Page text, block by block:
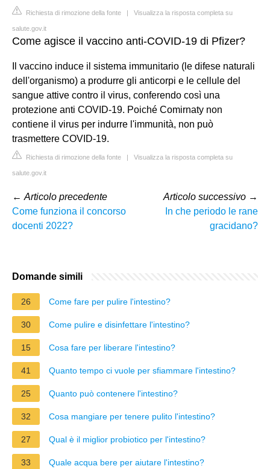
Richiesta di rimozione della fonte | Visualizza la risposta completa su
salute.gov.it
Come agisce il vaccino anti-COVID-19 di Pfizer?
Il vaccino induce il sistema immunitario (le difese naturali
dell'organismo) a produrre gli anticorpi e le cellule del
sangue attive contro il virus, conferendo così una
protezione anti COVID-19. Poiché Comirnaty non
contiene il virus per indurre l'immunità, non può
trasmettere COVID-19.
Richiesta di rimozione della fonte | Visualizza la risposta completa su
salute.gov.it
← Articolo precedente
Come funziona il concorso
docenti 2022?
Articolo successivo →
In che periodo le rane
gracidano?
Domande simili
26 Come fare per pulire l'intestino?
30 Come pulire e disinfettare l'intestino?
15 Cosa fare per liberare l'intestino?
41 Quanto tempo ci vuole per sfiammare l'intestino?
25 Quanto può contenere l'intestino?
32 Cosa mangiare per tenere pulito l'intestino?
27 Qual è il miglior probiotico per l'intestino?
33 Quale acqua bere per aiutare l'intestino?